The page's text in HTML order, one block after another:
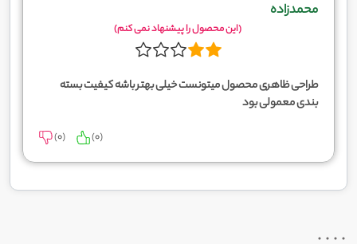
محمدزاده
(این محصول را پیشنهاد نمی کنم)
طراحی ظاهری محصول میتونست خیلی بهتر باشه کیفیت بسته
بندی معمولی بود
(
0
) (
0
)